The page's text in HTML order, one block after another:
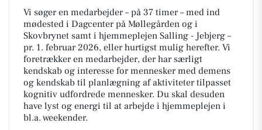
Vi søger en medarbejder – på 37 timer – med ind
mødested i Dagcenter på Møllegården og i
Skovbrynet samt i hjemmeplejen Salling - Jebjerg –
pr. 1. februar 2026, eller hurtigst mulig herefter. Vi
foretrækker en medarbejder, der har særligt
kendskab og interesse for mennesker med demens
og kendskab til planlægning af aktiviteter tilpasset
kognitiv udfordrede mennesker. Du skal desuden
have lyst og energi til at arbejde i hjemmeplejen i
bl.a. weekender.